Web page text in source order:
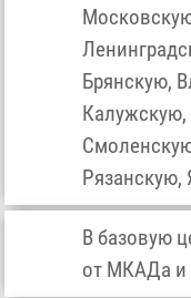
Брянскую,
Рязанскую,
В базовую
от МКАДа и